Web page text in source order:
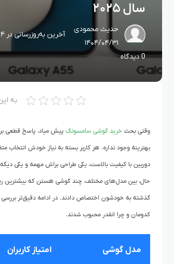
سال ۲۰۲۵
حدیث محمودی
۱۴۰۴/۰۴/۳۱
آخرین به‌روزرسانی در ۲۴ آبان ۱۴۰۴
0 دیدگاه
به
وقتی بحث خرید گوشی سامسونگ پیش میاد، پاسخ قطعی
بهترینه وجود نداره. هر کاربر بسته به نیاز خودش انتخاب
دوربین با کیفیت بالاست، یکی طراحی براش مهمه و یکی دیگه
گذشته به خودشون اختصاص دادند. در ادامه دقیق‌تر
کدومان و چرا انقدر محبوب شدند.
مدل گوشی امتیاز کاربران